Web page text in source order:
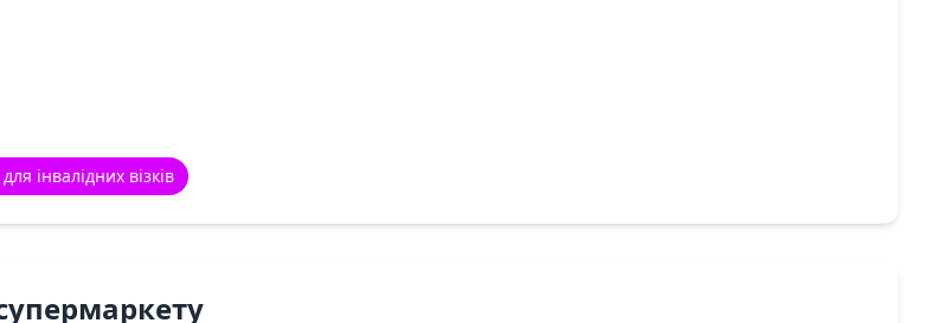
для інвалідних візків